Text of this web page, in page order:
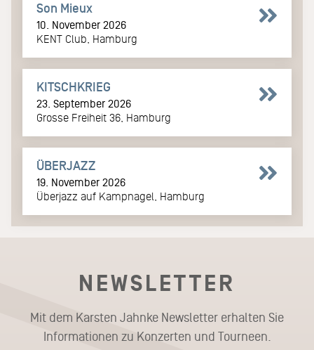
Son Mieux
10. November 2026
KENT Club, Hamburg
KITSCHKRIEG
23. September 2026
Grosse Freiheit 36, Hamburg
ÜBERJAZZ
19. November 2026
Überjazz auf Kampnagel, Hamburg
NEWSLETTER
Mit dem Karsten Jahnke Newsletter erhalten Sie
Informationen zu Konzerten und Tourneen.